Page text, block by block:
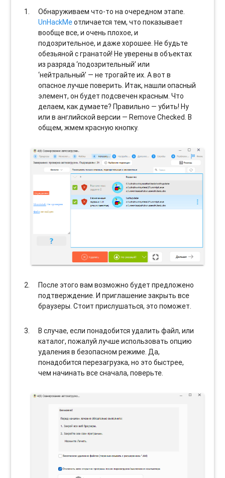
Обнаруживаем что-то на очередном этапе.
UnHackMeотличается тем, что показывает
вообще все, и очень плохое, и
подозрительное, и даже хорошее. Не будьте
обезьяной с гранатой! Не уверены в объектах
из разряда ‘подозрительный’ или
‘нейтральный’ — не трогайте их. А вот в
опасное лучше поверить. Итак, нашли опасный
элемент, он будет подсвечен красным. Что
делаем, как думаете? Правильно — убить! Ну
или в английской версии — Remove Checked. В
общем, жмем красную кнопку.
После этого вам возможно будет предложено
подтверждение. И приглашение закрыть все
браузеры. Стоит прислушаться, это поможет.
В случае, если понадобится удалить файл, или
каталог, пожалуй лучше использовать опцию
удаления в безопасном режиме. Да,
понадобится перезагрузка, но это быстрее,
чем начинать все сначала, поверьте.